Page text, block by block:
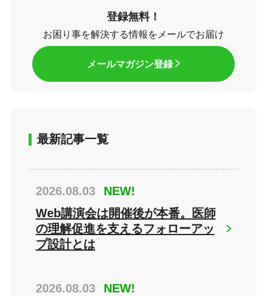
登録無料！
お困り事を解決する情報をメールでお届け
メールマガジン登録
最新記事一覧
2026.08.03
NEW!
Web講演会は開催後が本番。医師
の理解促進を支えるフォローアッ
プ設計とは
2026.08.03
NEW!